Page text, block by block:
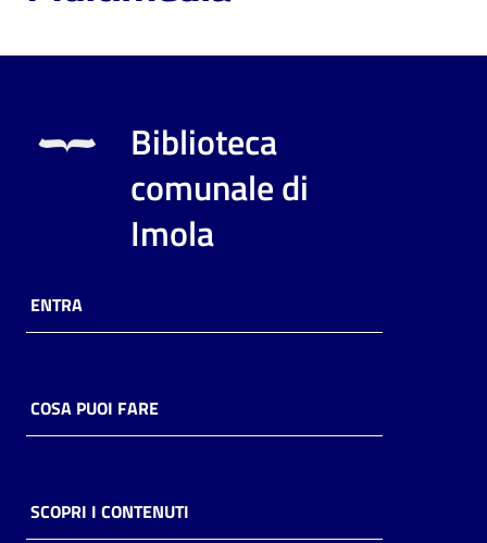
puoi
Risorse
online
Casa
Piani
Biblioteca
comunale di
Imola
ENTRA
COSA PUOI FARE
SCOPRI I CONTENUTI